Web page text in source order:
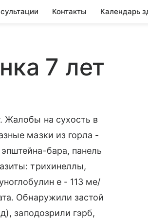
Контакты Календарь
7 лет
Жалобы на сухость в
мазки из горла -
бара, панель
трихинеллы,
е - 113 ме/
Обнаружили застой
заподозрили гэрб,